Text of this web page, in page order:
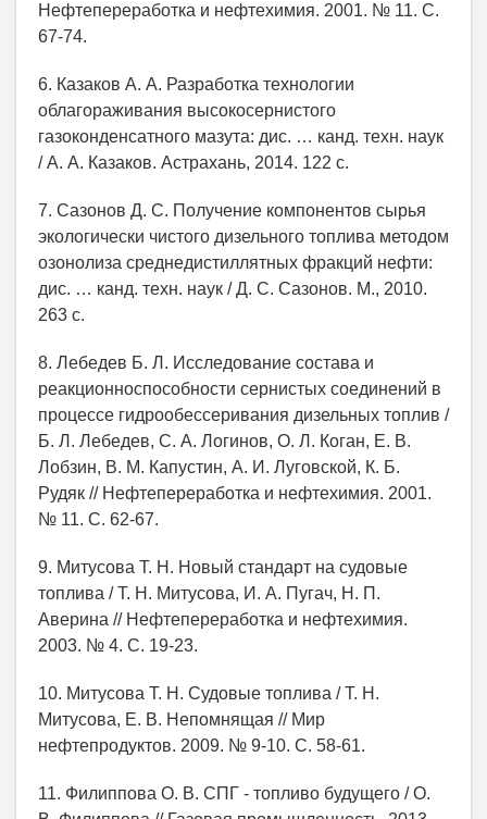
Нефтепереработка и нефтехимия. 2001. № 11. С.
67-74.
6. Казаков А. А. Разработка технологии
облагораживания высокосернистого
газоконденсатного мазута: дис. … канд. техн. наук
/ А. А. Казаков. Астрахань, 2014. 122 с.
7. Сазонов Д. С. Получение компонентов сырья
экологически чистого дизельного топлива методом
озонолиза среднедистиллятных фракций нефти:
дис. … канд. техн. наук / Д. С. Сазонов. М., 2010.
263 с.
8. Лебедев Б. Л. Исследование состава и
реакционноспособности сернистых соединений в
процессе гидрообессеривания дизельных топлив /
Б. Л. Лебедев, С. А. Логинов, О. Л. Коган, Е. В.
Лобзин, В. М. Капустин, А. И. Луговской, К. Б.
Рудяк // Нефтепереработка и нефтехимия. 2001.
№ 11. С. 62-67.
9. Митусова Т. Н. Новый стандарт на судовые
топлива / Т. Н. Митусова, И. А. Пугач, Н. П.
Аверина // Нефтепереработка и нефтехимия.
2003. № 4. С. 19-23.
10. Митусова Т. Н. Судовые топлива / Т. Н.
Митусова, Е. В. Непомнящая // Мир
нефтепродуктов. 2009. № 9-10. С. 58-61.
11. Филиппова О. В. СПГ - топливо будущего / О.